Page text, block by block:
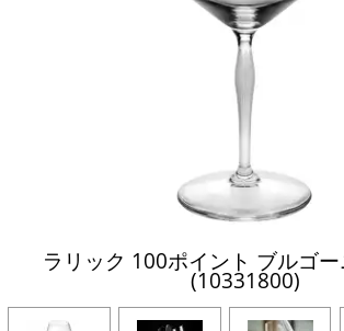
ラリック 100ポイント ブルゴ
(10331800)